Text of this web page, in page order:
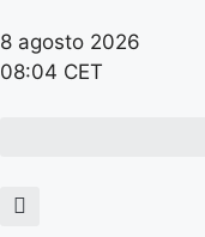
8 agosto 2026
08:04 CET